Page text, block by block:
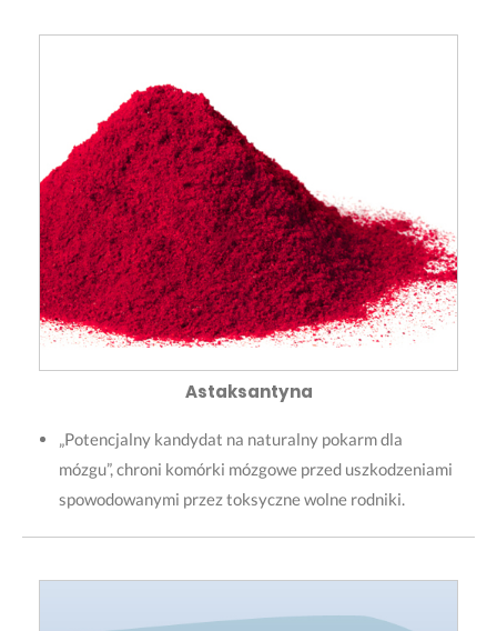
Astaksantyna
„Potencjalny kandydat na naturalny pokarm dla
mózgu”, chroni komórki mózgowe przed uszkodzeniami
spowodowanymi przez toksyczne wolne rodniki.